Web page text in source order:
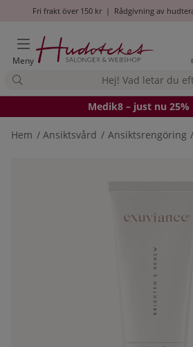
Fri frakt över 150 kr| Rådgivning av
Meny
Medik8 – just nu
Hem Ansiktsvård Ansiktsrengöring